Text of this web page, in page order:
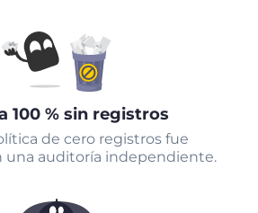
100 % sin registros
de cero registros fue
una auditoría independiente.